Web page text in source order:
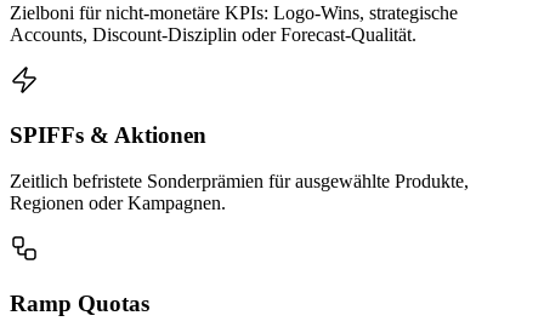
Zielboni für nicht-monetäre KPIs: Logo-Wins, strategische
Accounts, Discount-Disziplin oder Forecast-Qualität.
SPIFFs & Aktionen
Zeitlich befristete Sonderprämien für ausgewählte Produkte,
Regionen oder Kampagnen.
Ramp Quotas